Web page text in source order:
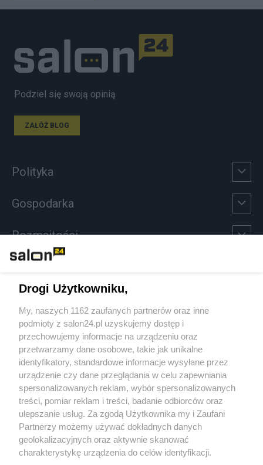
Podziel się swoją opinią
ZAŁÓŻ BLOG
Polityka
Gospodarka
Rozmaitości
Sport
Społeczeństwo
Kultura
X Facebook Instagram Youtube
Drogi Użytkowniku,
My, naszych 1162 zaufanych partnerów oraz inne
podmioty z salon24.pl uzyskujemy dostęp i
przechowujemy informacje na urządzeniu oraz
przetwarzamy dane osobowe, takie jak unikalne
identyfikatory, standardowe informacje wysyłane przez
urządzenie czy dane przeglądania w celu zapewniania
spersonalizowanych reklam, wybór spersonalizowanych
treści, pomiar reklam i treści, badanie odbiorców oraz
ulepszanie usług. Za zgodą Użytkownika my i Zaufani
Partnerzy możemy używać dokładnych danych
geolokalizacyjnych oraz aktywnie skanować
charakterystykę urządzenia do celów identyfikacji.